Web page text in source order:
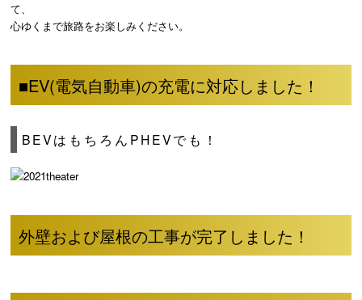
て、
心ゆくまで旅路をお楽しみください。
■EV(電気自動車)の充電に対応しました！
BEVはもちろんPHEVでも！
外壁および屋根の工事が完了しました！